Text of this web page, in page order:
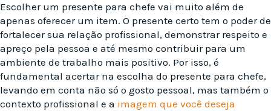
Escolher um presente para chefe vai muito além de
apenas oferecer um item. O presente certo tem o poder de
fortalecer sua relação profissional, demonstrar respeito e
apreço pela pessoa e até mesmo contribuir para um
ambiente de trabalho mais positivo. Por isso, é
fundamental acertar na escolha do presente para chefe,
levando em conta não só o gosto pessoal, mas também o
contexto profissional e a imagem que você deseja